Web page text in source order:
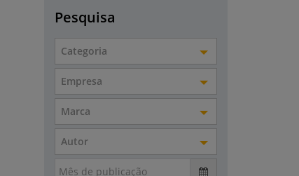
Pesquisa
Categoria
Empresa
Marca
Autor